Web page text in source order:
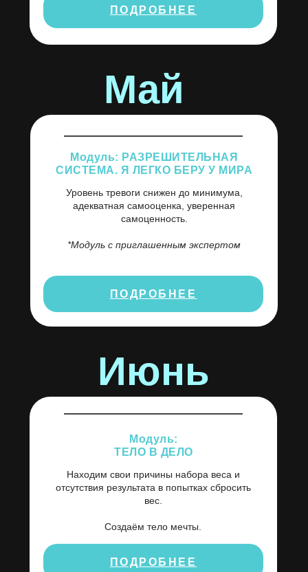
Модуль: РАЗРЕШИТЕЛЬНАЯ
СИСТЕМА. Я ЛЕГКО БЕРУ У МИРА
Модуль:
ТЕЛО В ДЕЛО
Май
Июнь
Уровень тревоги снижен до минимума,
адекватная самооценка, уверенная
самоценность.
*Модуль с приглашенным экспертом
Находим свои причины набора веса и
отсутствия результата в попытках сбросить
вес.
Создаём тело мечты.
ПОДРОБНЕЕ
ПОДРОБНЕЕ
ПОДРОБНЕЕ